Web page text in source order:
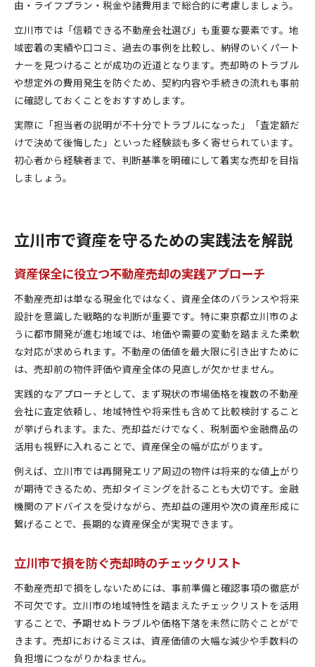
由・ライフプラン・税金や諸費用まで総合的に考慮しましょう。
立川市では「信頼できる不動産会社選び」も重要な要素です。地
域密着の実績や口コミ、過去の事例を比較し、納得のいくパート
ナーを見つけることが成功の近道となります。売却時のトラブル
や想定外の費用発生を防ぐため、契約内容や手続きの流れも事前
に確認しておくことをおすすめします。
実際に「担当者の説明が不十分でトラブルになった」「査定額だ
けで決めて後悔した」といった経験談も多く寄せられています。
初心者から経験者まで、判断基準を明確にして着実な売却を目指
しましょう。
立川市で資産を守るための実践法を解説
資産保全に役立つ不動産売却の実践アプローチ
不動産売却は単なる現金化ではなく、資産全体のバランスや将来
設計を意識した戦略的な判断が重要です。特に東京都立川市のよ
うに都市開発が進む地域では、地価や需要の変動を踏まえた柔軟
な対応が求められます。不動産の価値を最大限に引き出すために
は、売却前の物件評価や資産全体の見直しが欠かせません。
実践的なアプローチとして、まず現状の市場価格を複数の不動産
会社に査定依頼し、地域特性や将来性も含めて比較検討すること
が挙げられます。また、売却益だけでなく、税制面や金融商品の
活用も視野に入れることで、資産保全の幅が広がります。
例えば、立川市では再開発エリア周辺の物件は将来的な値上がり
が期待できるため、売却タイミングを計ることも大切です。金融
機関のアドバイスを受けながら、売却益の運用や次の資産形成に
繋げることで、長期的な資産保全が実現できます。
立川市で損を防ぐ売却時のチェックリスト
不動産売却で損をしないためには、事前準備と確認事項の徹底が
不可欠です。立川市の地域特性を踏まえたチェックリストを活用
することで、予期せぬトラブルや価格下落を未然に防ぐことがで
きます。売却におけるミスは、資産価値の大幅な減少や手数料の
負担増につながりかねません。